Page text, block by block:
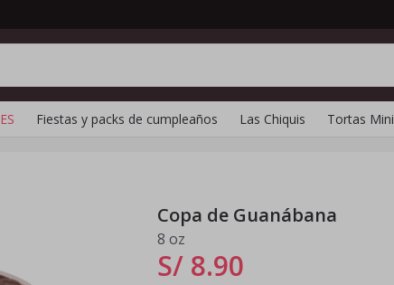
Fiestas y packs de cumpleaños Las Chiquis Tortas Mini
Copa de Guanábana
8 oz
S/ 8.90